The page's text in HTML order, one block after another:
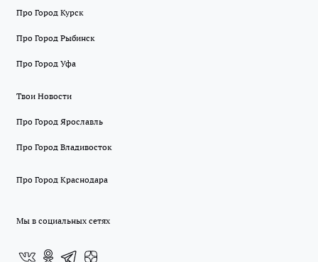
Про Город Курск
Про Город Рыбинск
Про Город Уфа
Твои Новости
Про Город Ярославль
Про Город Владивосток
Про Город Краснодара
Мы в социальных сетях